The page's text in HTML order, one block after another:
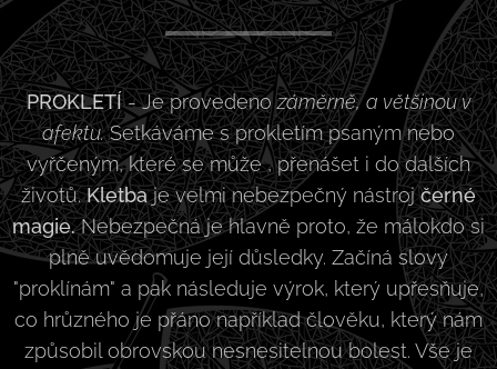
PROKLETÍ- Je provedenozáměrně, a většinou v
afektu.Setkáváme s prokletím psaným nebo
vyřčeným, které se může , přenášet i do dalších
životů.Kletbaje velmi nebezpečný nástrojčerné
magie.Nebezpečná je hlavně proto, že málokdo si
plně uvědomuje její důsledky. Začíná slovy
"proklínám" a pak následuje výrok, který upřesňuje,
co hrůzného je přáno například člověku, který nám
způsobil obrovskou nesnesitelnou bolest. Vše je